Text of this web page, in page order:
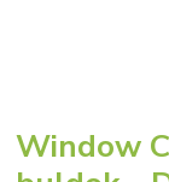
Window